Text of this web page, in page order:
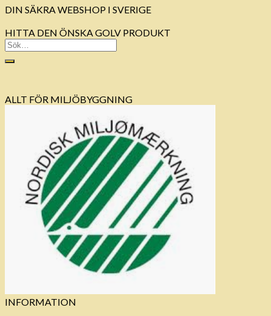
DIN SÄKRA WEBSHOP I SVERIGE
HITTA DEN ÖNSKA GOLV PRODUKT
ALLT FÖR MILJÖBYGGNING
INFORMATION